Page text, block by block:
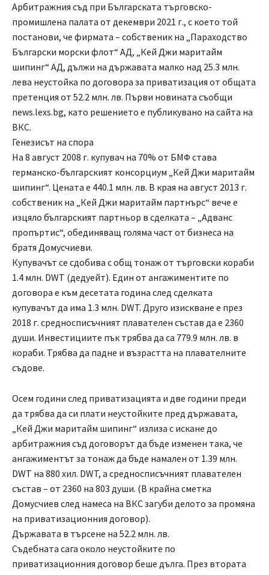
Арбитражния съд при Българската търговско-
промишлена палата от декември 2021 г., с което той
постанови, че фирмата – собственик на „Параходство
Български морски флот“ АД, „Кей Джи маритайм
шипинг“ АД, дължи на държавата малко над 25.3 млн.
лева неустойка по договора за приватизация от общата
претенция от 52.2 млн. лв. Първи новината съобщи
news.lexs.bg, като решението е публикувано на сайта на
ВКС.
Генезисът на спора
На 8 август 2008 г. купувач на 70% от БМФ става
германско-българският консорциум „Кей Джи маритайм
шипинг“. Цената е 440.1 млн. лв. В края на август 2013 г.
собственик на „Кей Джи маритайм партнърс“ вече е
изцяло българският партньор в сделката – „Адванс
пропъртис“, обединяващ голяма част от бизнеса на
братя Домусчиеви.
Купувачът се сдобива с общ тонаж от търговски кораби
1.4 млн. DWT (дедуейт). Един от ангажиментите по
договора е към десетата година след сделката
купувачът да има 1.3 млн. DWT. Друго изискване е през
2018 г. средносписъчният плавателен състав да е 2360
души. Инвестициите пък трябва да са 779.9 млн. лв. в
кораби. Трябва да падне и възрастта на плавателните
съдове.
Осем години след приватизацията и две години преди
да трябва да си плати неустойките пред държавата,
„Кей Джи маритайм шипинг“ излиза с искане до
арбитражния съд договорът да бъде изменен така, че
ангажиментът за тонаж да бъде намален от 1.39 млн.
DWT на 880 хил. DWT, а средносписъчният плавателен
състав – от 2360 на 803 души. (В крайна сметка
Домусчиев след намеса на ВКС загуби делото за промяна
на приватизационния договор).
Държавата в търсене на 52.2 млн. лв.
Съдебната сага около неустойките по
приватизационния договор беше дълга. През втората